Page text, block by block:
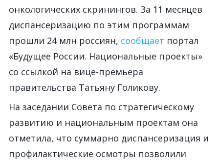
онкологических скринингов. За 11 месяцев
диспансеризацию по этим программам
прошли 24 млн россиян, сообщает портал
«Будущее России. Национальные проекты»
со ссылкой на вице-премьера
правительства Татьяну Голикову.
На заседании Совета по стратегическому
развитию и национальным проектам она
отметила, что суммарно диспансеризация и
профилактические осмотры позволили